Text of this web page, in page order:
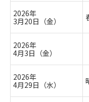
2026年
3月20日（金）
2026年
4月3日（金）
2026年
4月29日（水）